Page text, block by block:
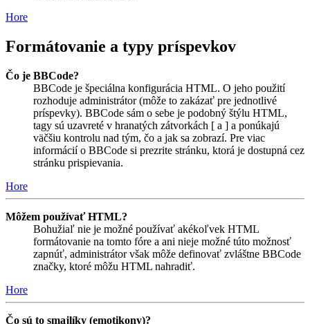
Hore
Formátovanie a typy príspevkov
Čo je BBCode?
BBCode je špeciálna konfigurácia HTML. O jeho použití
rozhoduje administrátor (môže to zakázať pre jednotlivé
príspevky). BBCode sám o sebe je podobný štýlu HTML,
tagy sú uzavreté v hranatých zátvorkách [ a ] a ponúkajú
väčšiu kontrolu nad tým, čo a jak sa zobrazí. Pre viac
informácií o BBCode si prezrite stránku, ktorá je dostupná cez
stránku prispievania.
Hore
Môžem používať HTML?
Bohužiaľ nie je možné používať akékoľvek HTML
formátovanie na tomto fóre a ani nieje možné túto možnosť
zapnúť, administrátor však môže definovať zvláštne BBCode
značky, ktoré môžu HTML nahradiť.
Hore
Čo sú to smajlíky (emotikony)?